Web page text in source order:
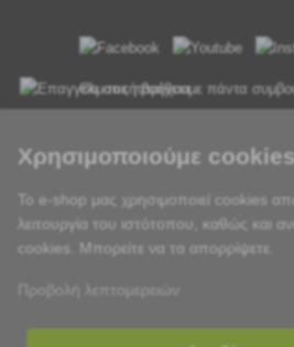
Θα σας παρέχουμε πάντα
Παράδοση εντός 24 ωρών από
Χρησιμοποιούμε cookies
Το e-shop μας χρησιμοποιεί cookies
λειτουργία του ιστότοπου, καθώς και
cookies. Μπορείτε να τα απορρίψετε.